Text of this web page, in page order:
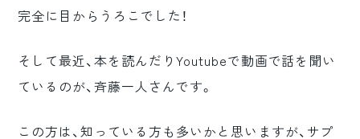
完全に目からうろこでした！
そして最近、本を読んだりYoutubeで動画で話を聞い
ているのが、斉藤一人さんです。
この方は、知っている方も多いかと思いますが、サプ